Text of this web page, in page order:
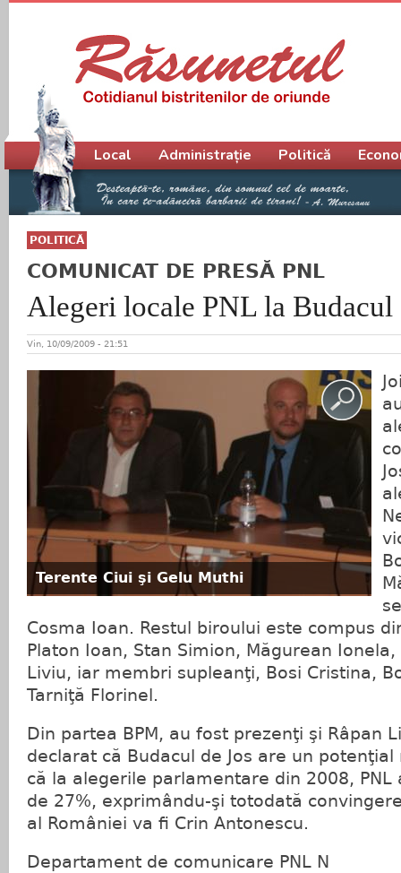
POLITICĂ
COMUNICAT DE PRESĂ PNL
Alegeri locale PNL la Budacul
Vin, 10/09/2009 - 21:51
Terente Ciui şi Gelu Muthi
Cosma Ioan. Restul biroului este compus
Platon Ioan, Stan Simion, Măgurean
Liviu, iar membri supleanţi, Bosi Cristina,
Tarniţă Florinel.
Din partea BPM, au fost prezenţi şi Râpan
declarat că Budacul de Jos are un
că la alegerile parlamentare din 2008,
de 27%, exprimându-şi totodată
al României va fi Crin Antonescu.
Departament de comunicare PNL N
Meniu principal
Local Administrație Politică